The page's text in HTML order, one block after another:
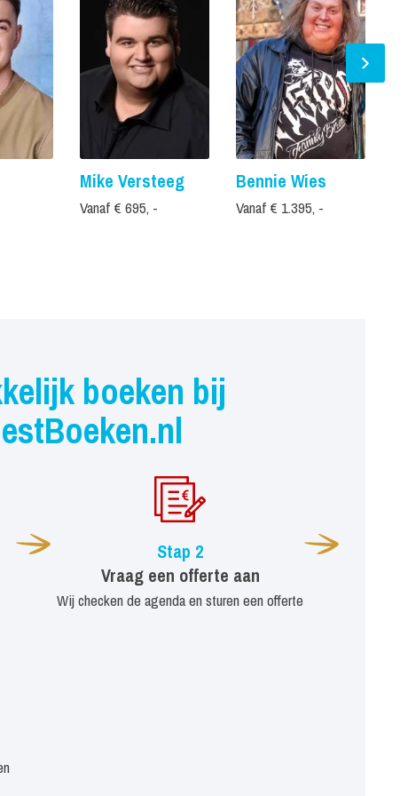
Mike Versteeg
Vanaf € 695, -
Bennie Wies
Vanaf € 1.395, -
boeken bij
Stap 2
Vraag een offerte aan
Wij checken de agenda en sturen een offerte